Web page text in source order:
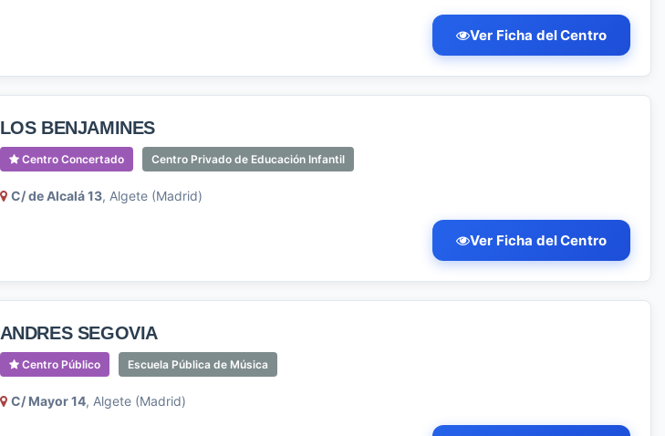
Ver Ficha del Centro
LOS BENJAMINES
Centro Concertado Centro Privado de Educación Infantil
C/ de Alcalá 13, Algete (Madrid)
Ver Ficha del Centro
ANDRES SEGOVIA
Centro Público Escuela Pública de Música
C/ Mayor 14, Algete (Madrid)